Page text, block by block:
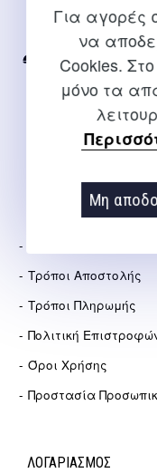
Για αγορές
να
Cookies.
μόνο τα
Μη
Για διευκρινίσεις
2310 267108
info@salto.gr
Αγγελάκη
Τρόποι Αποστολής
Τρόποι Πληρωμής
Πολιτική
Όροι Χρήσης
Προστασία
ΛΟΓΑΡΙΑΣΜΟΣ